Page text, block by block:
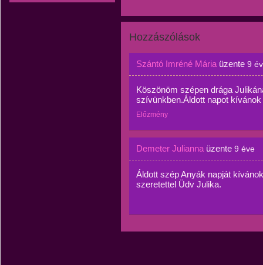
Hozzászólások
Szántó Imréné Mária üzente 9
Köszönöm szépen drága
szívünkben.Áldott napot
Előzmény
Demeter Julianna üzente 9 éve
Áldott szép Anyák napját
szeretettel Üdv Julika.